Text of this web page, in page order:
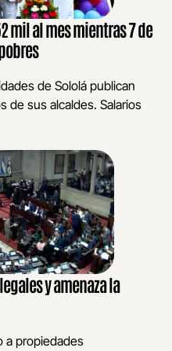
mil al mes mientras 7 de
de Sololá publican
de sus alcaldes. Salarios
y amenaza la
a propiedades